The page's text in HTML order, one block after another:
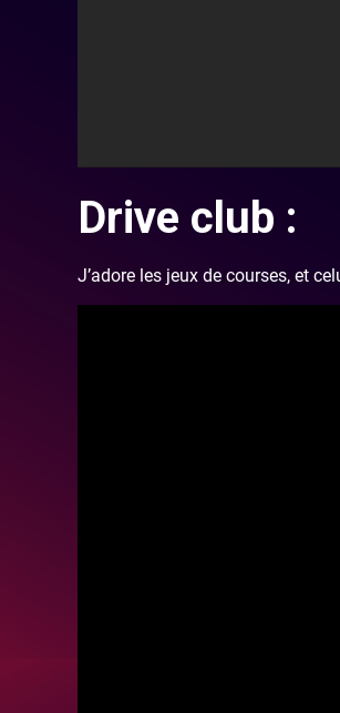
Drive club :
J’adore les jeux de courses, et